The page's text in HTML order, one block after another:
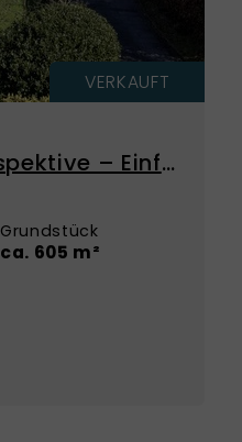
VERKAUFT
Wohnen mit Perspektive – Einfamilienhaus mit großem Potenzial in ruhiger Lage!
Grundstück
ca. 605 m²